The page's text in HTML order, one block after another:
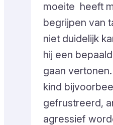
moeite heeft
begrijpen van
niet duidelijk
hij een
gaan
kind
gefrustreerd,
agressief